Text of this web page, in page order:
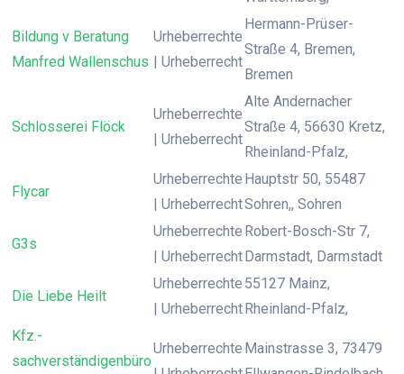
Bildung v Beratung
Manfred Wallenschus
Urheberrechte
| Urheberrecht
Hermann-Prüser-
Straße 4, Bremen,
Bremen
Schlosserei Flöck
Urheberrechte
| Urheberrecht
Alte Andernacher
Straße 4, 56630 Kretz,
Rheinland-Pfalz,
Flycar
Urheberrechte
| Urheberrecht
Hauptstr 50, 55487
Sohren,, Sohren
G3s
Urheberrechte
| Urheberrecht
Robert-Bosch-Str 7,
Darmstadt, Darmstadt
Die Liebe Heilt
Urheberrechte
| Urheberrecht
55127 Mainz,
Rheinland-Pfalz,
Kfz.-
sachverständigenbüro
Urheberrechte Mainstrasse 3, 73479